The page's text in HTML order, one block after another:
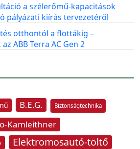
a szélerőmű-kapacitások
pályázati kiírás tervezetéről
otthontól a flottákig –
ABB Terra AC Gen 2
B.E.G. Biztonságtechnika
Kamleithner
Elektromosautó-töltő